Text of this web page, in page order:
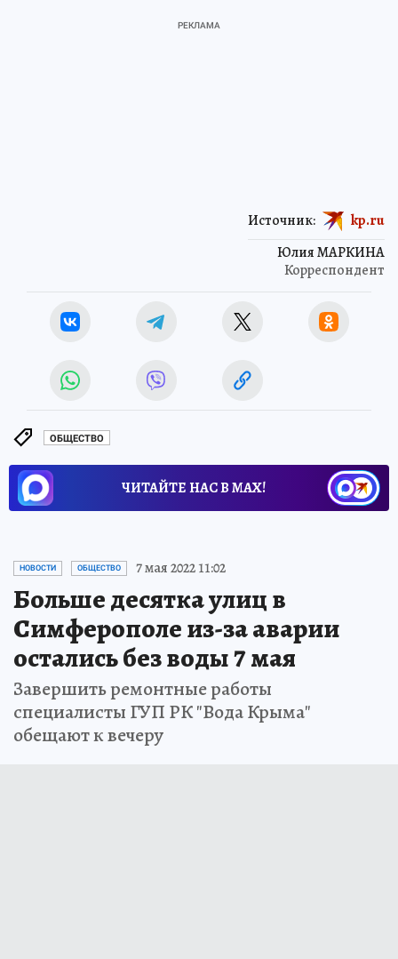
Юлия МАРКИНА
Корреспондент
Источник: kp.ru
ОБЩЕСТВО
ЧИТАЙТЕ НАС В МАХ!
НОВОСТИ ОБЩЕСТВО 7 мая 2022 11:02
Больше десятка улиц в
Симферополе из-за аварии
остались без воды 7 мая
Завершить ремонтные работы
специалисты ГУП РК "Вода Крыма"
обещают к вечеру